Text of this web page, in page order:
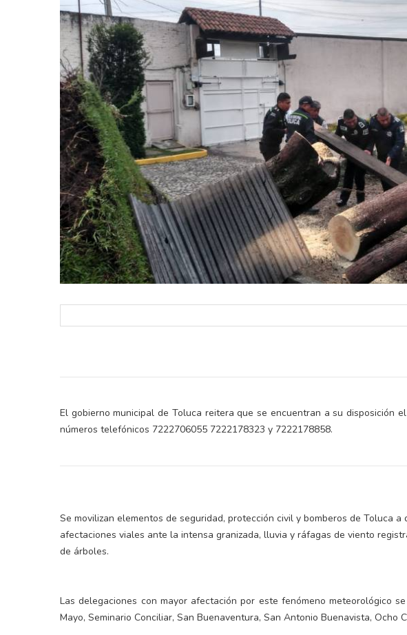
El gobierno municipal de Toluca reitera que se encuentran a su disposición
números telefónicos 7222706055 7222178323 y 7222178858.
Se movilizan elementos de seguridad, protección civil y bomberos de Toluca
afectaciones viales ante la intensa granizada, lluvia y ráfagas de viento
de árboles.
Las delegaciones con mayor afectación por este fenómeno meteorológico
Mayo, Seminario Conciliar, San Buenaventura, San Antonio Buenavista, Ocho
en el ejercicio de sus
electorales
Y salió la propuesta de Reforma Electoral de
la Presidenta Sheinbaum